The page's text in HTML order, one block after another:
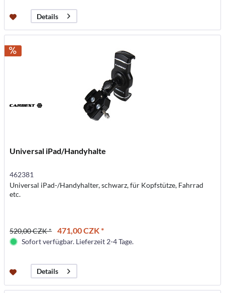
Details
Universal iPad/Handyhalte
462381
Universal iPad-/Handyhalter, schwarz, für Kopfstütze, Fahrrad
etc.
520,00 CZK * 471,00 CZK *
Sofort verfügbar. Lieferzeit 2-4 Tage.
Details